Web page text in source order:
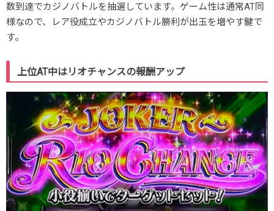
数到達でカジノバトルを抽選しています。ゲーム性は通常AT同
様なので、レア役成立やカジノバトル勝利が出玉を増やす鍵で
す。
上位AT中はリオチャンスの報酬アップ